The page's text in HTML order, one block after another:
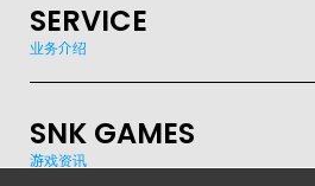
SERVICE
业务介绍
SNK GAMES
游戏资讯